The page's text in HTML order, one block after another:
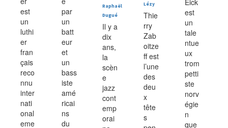
est
un
luthi
er
fran
çais
reco
nnu
inter
nati
onal
eme
par
un
batt
eur
et
un
bass
iste
amé
ricai
ns
du
Raphaël
Dugué
Il y a
dix
ans,
la
scèn
e
jazz
cont
emp
orai
Lézy
Thie
rry
Zab
oitze
ff est
l’une
des
deu
x
tête
s
Eick
est
un
tale
ntue
ux
trom
petti
ste
norv
égie
n
que